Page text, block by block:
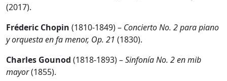
(2017).
Fréderic Chopin (1810-1849) – Concierto No. 2 para piano
y orquesta en fa menor, Op. 21 (1830).
Charles Gounod (1818-1893) –Sinfonía No. 2 en mib
mayor(1855).